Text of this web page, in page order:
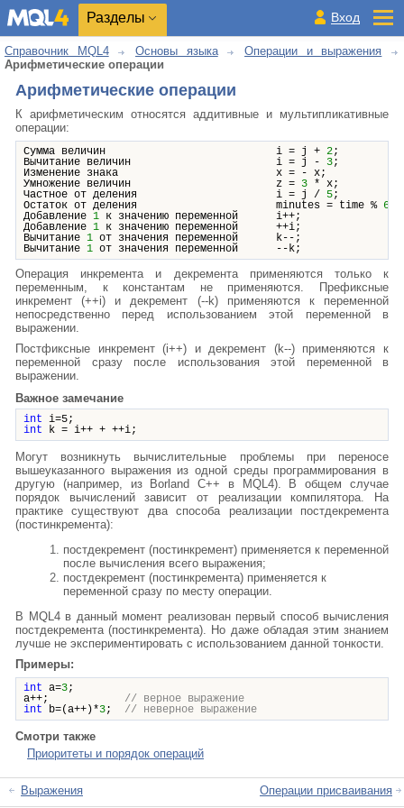
Разделы Вход
Справочник MQL4 Основы языка
Операции и выражения
Арифметические операции
Арифметические операции
К арифметическим относятся аддитивные и мультипликативные
операции:
Сумма величин i = j + 2;
Вычитание величин i = j - 3;
Изменение знака x = - x;
Умножение величин z = 3 * x;
Частное от деления i = j / 5;
Остаток от деления minutes = time % 60
Добавление 1 к значению переменной i++;
Добавление 1 к значению переменной ++i;
Вычитание 1 от значения переменной k--;
Вычитание 1 от значения переменной --k;
Операция инкремента и декремента применяются только к
переменным, к константам не применяются. Префиксныe
инкремент (++i) и декремент (--k) применяются к переменной
непосредственно перед использованием этой переменной в
выражении.
Постфиксные инкремент (i++) и декремент (k--) применяются к
переменной сразу после использования этой переменной в
выражении.
Важное замечание
int i=5;
int k = i++ + ++i;
Могут возникнуть вычислительные проблемы при переносе
вышеуказанного выражения из одной среды программирования в
другую (например, из Borland C++ в MQL4). В общем случае
порядок вычислений зависит от реализации компилятора. На
практике существуют два способа реализации постдекремента
(постинкремента):
постдекремент (постинкремент) применяется к переменной
после вычисления всего выражения;
постдекремент (постинкремента) применяется к
переменной сразу по месту операции.
В MQL4 в данный момент реализован первый способ вычисления
постдекремента (постинкремента). Но даже обладая этим знанием
лучше не экспериментировать с использованием данной тонкости.
Примеры:
int a=3;
a++; // верное выражение
int b=(a++)*3; // неверное выражение
Смотри также
Приоритеты и порядок операций
Выражения Операции присваивания